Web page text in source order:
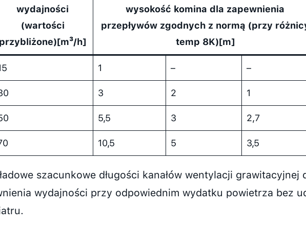
wydajności
(wartości
h]
wysokość komina dla zapewnienia
przepływów zgodnych z normą (przy
temp 8K)[m]
1 – –
3 2 1
5,5 3 2,7
10,5 5 3,5
szacunkowe długości kanałów wentylacji grawitacyjnej
wydajności przy odpowiednim wydatku powietrza bez